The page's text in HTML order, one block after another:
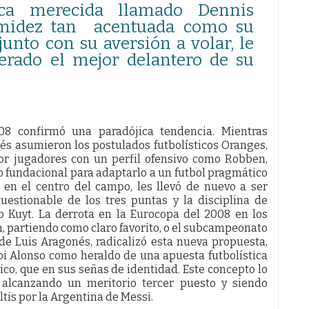
merecida llamado Dennis
tan acentuada como su
con su aversión a volar, le
el mejor delantero de su
confirmó una paradójica tendencia. Mientras
asumieron los postulados futbolísticos Oranges,
jugadores con un perfil ofensivo como Robben,
fundacional para adaptarlo a un futbol pragmático
el centro del campo, les llevó de nuevo a ser
de los tres puntas y la disciplina de
Kuyt. La derrota en la Eurocopa del 2008 en los
partiendo como claro favorito, o el subcampeonato
Luis Aragonés, radicalizó esta nueva propuesta,
Alonso como heraldo de una apuesta futbolística
que en sus señas de identidad. Este concepto lo
un meritorio tercer puesto y siendo
por la Argentina de Messi.